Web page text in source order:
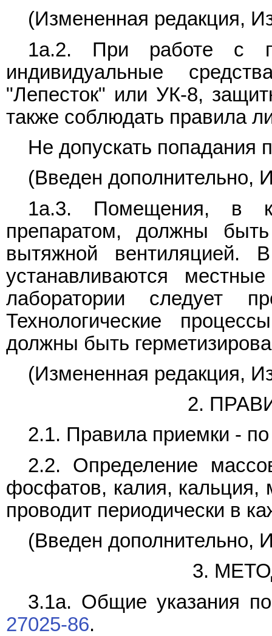
(Измененная редакция,
1а.2. При работе с
индивидуальные
"Лепесток" или УК-8,
также соблюдать правила
Не допускать попадания
(Введен дополнительно,
1а.3. Помещения, в
препаратом, должны
вытяжной вентиляцией.
устанавливаются
лаборатории следует
Технологические
должны быть
(Измененная редакция,
2.
2.1. Правила приемки -
2.2. Определение
фосфатов, калия, кальция,
проводит периодически в
(Введен дополнительно,
3.
3.1а. Общие указания
27025-86.